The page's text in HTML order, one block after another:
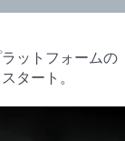
ットフォームの
タート。